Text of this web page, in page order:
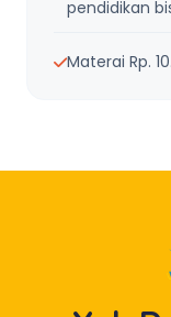
pendidikan
Materai Rp.